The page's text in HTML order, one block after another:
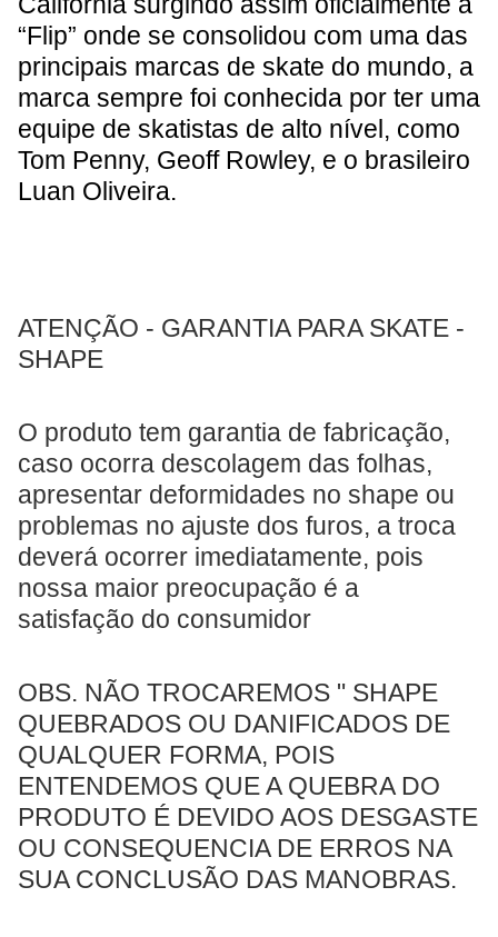
“Flip” onde se consolidou com uma das
principais marcas de skate do mundo, a
marca sempre foi conhecida por ter uma
equipe de skatistas de alto nível, como
Tom Penny, Geoff Rowley, e o brasileiro
Luan Oliveira.
ATENÇÃO - GARANTIA PARA SKATE -
SHAPE
O produto tem garantia de fabricação,
caso ocorra descolagem das folhas,
apresentar deformidades no shape ou
problemas no ajuste dos furos, a troca
deverá ocorrer imediatamente, pois
nossa maior preocupação é a
satisfação do consumidor
OBS. NÃO TROCAREMOS " SHAPE
QUEBRADOS OU DANIFICADOS DE
QUALQUER FORMA, POIS
ENTENDEMOS QUE A QUEBRA DO
PRODUTO É DEVIDO AOS DESGASTE
OU CONSEQUENCIA DE ERROS NA
SUA CONCLUSÃO DAS MANOBRAS.